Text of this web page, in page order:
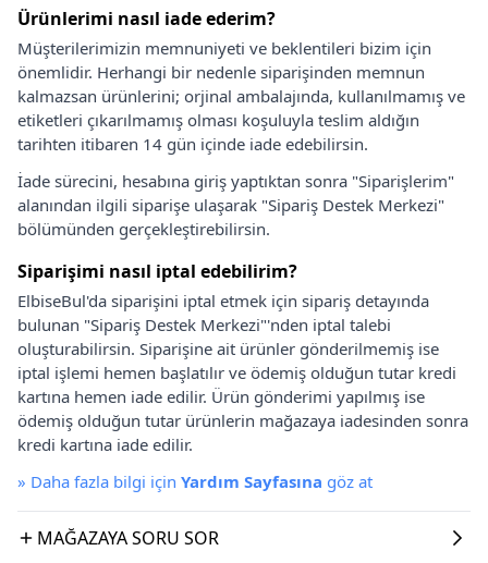
Ürünlerimi nasıl iade ederim?
Müşterilerimizin memnuniyeti ve beklentileri bizim için
önemlidir. Herhangi bir nedenle siparişinden memnun
kalmazsan ürünlerini; orjinal ambalajında, kullanılmamış ve
etiketleri çıkarılmamış olması koşuluyla teslim aldığın
tarihten itibaren 14 gün içinde iade edebilirsin.
İade sürecini, hesabına giriş yaptıktan sonra "Siparişlerim"
alanından ilgili siparişe ulaşarak "Sipariş Destek Merkezi"
bölümünden gerçekleştirebilirsin.
Siparişimi nasıl iptal edebilirim?
ElbiseBul'da siparişini iptal etmek için sipariş detayında
bulunan "Sipariş Destek Merkezi"'nden iptal talebi
oluşturabilirsin. Siparişine ait ürünler gönderilmemiş ise
iptal işlemi hemen başlatılır ve ödemiş olduğun tutar kredi
kartına hemen iade edilir. Ürün gönderimi yapılmış ise
ödemiş olduğun tutar ürünlerin mağazaya iadesinden sonra
kredi kartına iade edilir.
» Daha fazla bilgi için Yardım Sayfasına göz at
MAĞAZAYA SORU SOR